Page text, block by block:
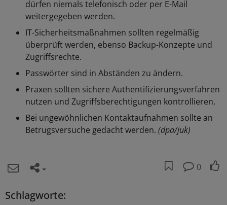
dürfen niemals telefonisch oder per E-Mail
weitergegeben werden.
IT-Sicherheitsmaßnahmen sollten regelmäßig
überprüft werden, ebenso Backup-Konzepte und
Zugriffsrechte.
Passwörter sind in Abständen zu ändern.
Praxen sollten sichere Authentifizierungsverfahren
nutzen und Zugriffsberechtigungen kontrollieren.
Bei ungewöhnlichen Kontaktaufnahmen sollte an
Betrugsversuche gedacht werden. (dpa/juk)
0
Schlagworte: